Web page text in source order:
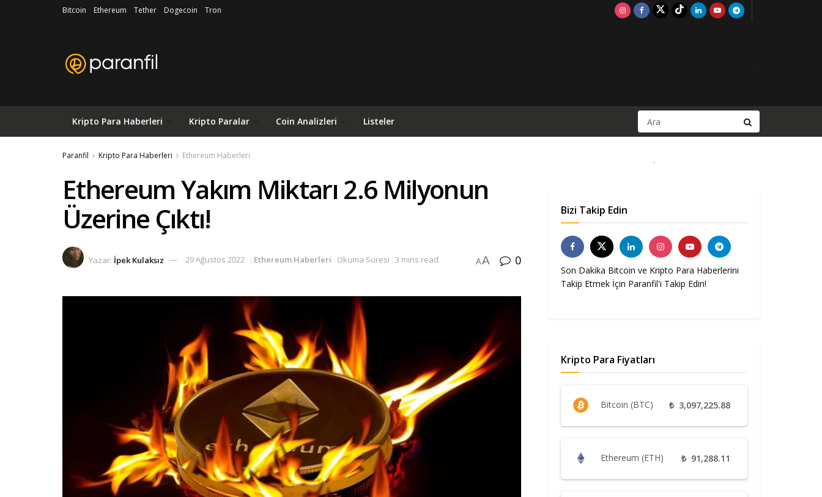
Bitcoin Ethereum Tether Dogecoin Tron
Kripto Para Haberleri Kripto Paralar Coin Analizleri Listeler
Paranfil Kripto Para Haberleri Ethereum Haberleri
Ethereum Yakım Miktarı 2.6 Milyonun
Üzerine Çıktı!
Yazar: İpek Kulaksız 29 Ağustos 2022 : Ethereum Haberleri Okuma Süresi : 3 mins read AA 0
Bizi Takip Edin
Son Dakika Bitcoin ve Kripto Para Haberlerini
Takip Etmek İçin Paranfil'i Takip Edin!
Kripto Para Fiyatları
Bitcoin (BTC) ₺ 3,097,225.88
Ethereum (ETH) ₺ 91,288.11